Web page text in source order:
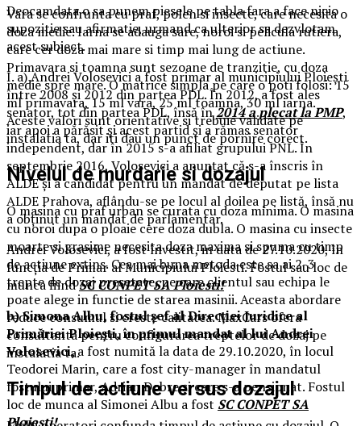
Deocamdata o sa punem piesele pe tabla fara a face nicio
supozitie sau afirmatie, urmand ca ulterior sa dezvlotam
acest subiect.
I. a) Andrei Volosevici a fost primar al municipiului Ploieşti
între 2008 şi 2012 din partea PDL. În 2012, a fost ales
senator, tot din partea PDL, însă în2014 a plecat la PMP,
iar apoi a părăsit şi acest partid şi a rămas senator
independent, dar în 2015 s-a afiliat grupului PNL. În
septembrie 2016, Volosevici a anunţat că s-a înscris în
ALDE şi a candidat pentru un mandat de deputat pe lista
ALDE Prahova, aflându-se pe locul al doilea pe listă, însă nu
a obţinut un mandat de parlamentar.
Andrei Volosevici, a fost învestit, in data de 27.10.2020, în
funcţia de Primar al Municipiului Ploiesti. Fostul sau loc de
munca fiindSC CONPET SA Ploiesti!
b) Simona Albu, fostul șef al Direcției Juridice al
Primăriei Ploiești, în primul mandat al lui Andrei
Volosevici,a fost numită la data de 29.10.2020, în locul
Teodorei Marin, care a fost city-manager în mandatul
fostului primar, Adrian Dobre și care s-a pensionat. Fostul
loc de munca al Simonei Albu a fost SC CONPET SA
Ploiesti!
Vara se confrunta cu praf, polen si insecte, care necesita o
doza medie. Iarna se adauga sare, noroi si pelicula rutiera,
care cer doza mai mare si timp mai lung de actiune.
Primavara si toamna sunt sezoane de tranzitie, cu doza
medie spre mare. O matrice simpla pe care o poti folosi: 15
ml primavara, 15 ml vara, 25 ml toamna, 30 ml iarna.
Aceste valori sunt orientative si trebuie validate pe
instalatia ta, dar iti dau un punct de pornire corect.
Nivelul de murdarie si dozajul
O masina cu praf urban se curata cu doza minima. O masina
cu noroi dupa o ploaie cere doza dubla. O masina cu insecte
moarte si grasime necesita doza maxima si spuma cu timp
de actiune extins. Cea mai buna metoda este sa ai 2-3
trepte de dozaj presetate, pe care clientul sau echipa le
poate alege in functie de starea masinii. Aceasta abordare
reduce consumul si creste calitatea. MaxCars ofera
consultanta pentru configurarea treptelor de dozaj pe
instalatia ta.
Timpul de actiune versus dozajul